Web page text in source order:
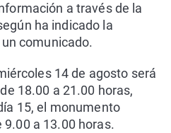
a través de la
ha indicado la
comunicado.
14 de agosto será
18.00 a 21.00 horas,
15, el monumento
a 13.00 horas.